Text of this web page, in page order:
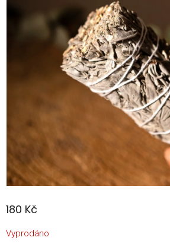
180 Kč
cena:
Vyprodáno